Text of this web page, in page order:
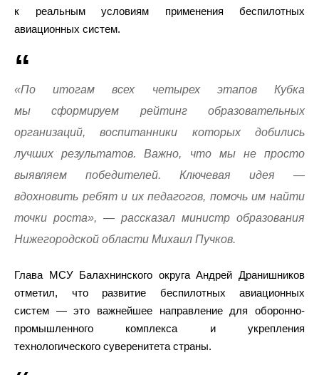
к реальным условиям применения беспилотных
авиационных систем.
«По итогам всех четырех этапов Кубка
мы сформируем рейтинг образовательных
организаций, воспитанники которых добились
лучших результатов. Важно, что мы не просто
выявляем победителей. Ключевая идея —
вдохновить ребят и их педагогов, помочь им найти
точки роста», — рассказал министр образования
Нижегородской области Михаил Пучков.
Глава МСУ Балахнинского округа Андрей Дранишников
отметил, что развитие беспилотных авиационных
систем — это важнейшее направление для оборонно-
промышленного комплекса и укрепления
технологического суверенитета страны.